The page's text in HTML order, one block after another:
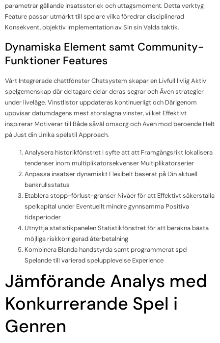
parametrar gällande insatsstorlek och uttagsmoment. Detta verktyg
Feature passar utmärkt till spelare vilka föredrar disciplinerad
Konsekvent, objektiv implementation av Sin sin Valda taktik.
Dynamiska Element samt Community-
Funktioner Features
Vårt Integrerade chattfönster Chatsystem skapar en Livfull livlig Aktiv
spelgemenskap där deltagare delar deras segrar och Även strategier
under liveläge. Vinstlistor uppdateras kontinuerligt och Därigenom
uppvisar datumdagens mest storslagna vinster, vilket Effektivt
inspirerar Motiverar till Både såväl omsorg och Även mod beroende Helt
på Just din Unika spelstil Approach.
Analysera historikfönstret i syfte att att Framgångsrikt lokalisera
tendenser inom multiplikatorsekvenser Multiplikatorserier
Anpassa insatser dynamiskt Flexibelt baserat på Din aktuell
bankrullsstatus
Etablera stopp-förlust-gränser Nivåer för att Effektivt säkerställa
spelkapital under Eventuellt mindre gynnsamma Positiva
tidsperioder
Utnyttja statistikpanelen Statistikfönstret för att beräkna bästa
möjliga riskkorrigerad återbetalning
Kombinera Blanda handstyrda samt programmerat spel
Spelande till varierad spelupplevelse Experience
Jämförande Analys med
Konkurrerande Spel i
Genren